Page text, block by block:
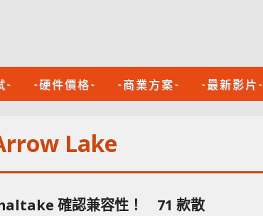
- -硬件價格- -商業方案- -最新影片-
Lake
確認兼容性！ 71 款散